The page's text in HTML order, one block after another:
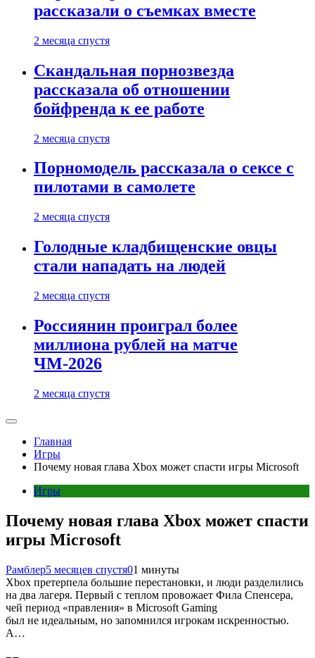
рассказали о съемках вместе
2 месяца спустя
Скандальная порнозвезда
рассказала об отношении
бойфренда к ее работе
2 месяца спустя
Порномодель рассказала о сексе с
пилотами в самолете
2 месяца спустя
Голодные кладбищенские овцы
стали нападать на людей
2 месяца спустя
Россиянин проиграл более
миллиона рублей на матче
ЧМ-2026
2 месяца спустя
Главная
Игры
Почему новая глава Xbox может спасти игры Microsoft
Игры
Почему новая глава Xbox может спасти
игры Microsoft
Рамблер5 месяцев спустя01 минуты
Xbox претерпела большие перестановки, и люди разделились
на два лагеря. Первый с теплом провожает Фила Спенсера,
чей период «правления» в Microsoft Gaming
был не идеальным, но запомнился игрокам искренностью.
А…